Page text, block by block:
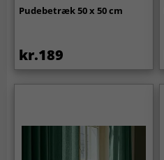
Pudebetræk 50 x 50 cm
kr.189